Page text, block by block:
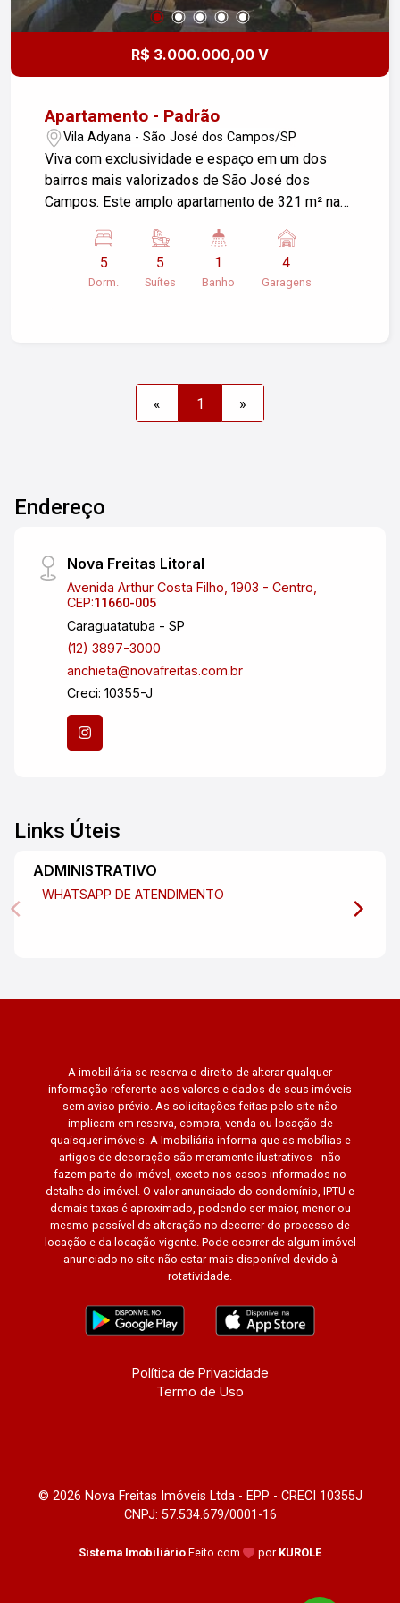
R$ 3.000.000,00 V
Apartamento - Padrão
Vila Adyana - São José dos Campos/SP
Viva com exclusividade e espaço em um dos
bairros mais valorizados de São José dos
Campos. Este amplo apartamento de 321 m² na
de uma casa. Com 5 suítes completas, a planta é
ideal para famílias grandes ou para quem precisa
de ambientes dedicados. A área de lazer do
privilegiada, a poucos passos de todas as
comodidades que a Vila Adyanna oferece.
5
Dorm.
5
Suítes
1
Banho
4
Garagens
« 1 »
Endereço
Nova Freitas Litoral
Avenida Arthur Costa Filho, 1903 - Centro,
CEP:11660-005
Caraguatatuba - SP
(12) 3897-3000
anchieta@novafreitas.com.br
Creci: 10355-J
Links Úteis
ADMINISTRATIVO
WHATSAPP DE ATENDIMENTO
A imobiliária se reserva o direito de alterar qualquer
informação referente aos valores e dados de seus imóveis
sem aviso prévio. As solicitações feitas pelo site não
implicam em reserva, compra, venda ou locação de
quaisquer imóveis. A Imobiliária informa que as mobílias e
artigos de decoração são meramente ilustrativos - não
fazem parte do imóvel, exceto nos casos informados no
detalhe do imóvel. O valor anunciado do condomínio, IPTU e
demais taxas é aproximado, podendo ser maior, menor ou
mesmo passível de alteração no decorrer do processo de
locação e da locação vigente. Pode ocorrer de algum imóvel
anunciado no site não estar mais disponível devido à
rotatividade.
Política de Privacidade
Termo de Uso
© 2026 Nova Freitas Imóveis Ltda - EPP - CRECI 10355J
CNPJ: 57.534.679/0001-16
Sistema Imobiliário Feito com por KUROLE